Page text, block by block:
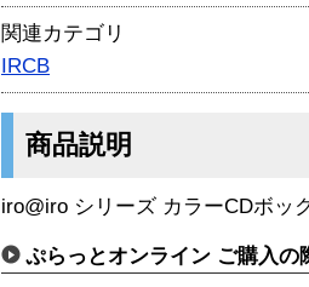
関連カテゴリ
IRCB
商品説明
iro@iro シリーズ カラーCDボッ
ぷらっとオンライン ご購入の